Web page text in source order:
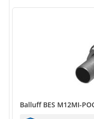
Balluff BES M12MI-